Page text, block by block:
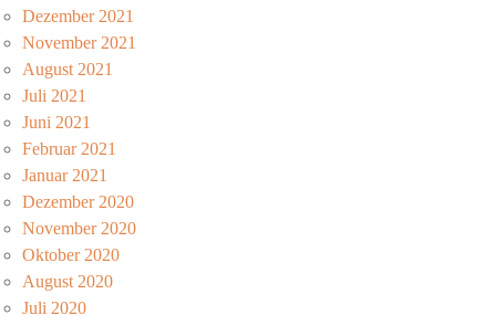
Dezember 2021
November 2021
August 2021
Juli 2021
Juni 2021
Februar 2021
Januar 2021
Dezember 2020
November 2020
Oktober 2020
August 2020
Juli 2020